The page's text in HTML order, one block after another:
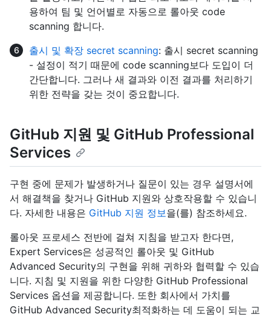
용하여 팀 및 언어별로 자동으로 롤아웃 code
scanning 합니다.
출시 및 확장 secret scanning: 출시 secret scanning
- 설정이 적기 때문에 code scanning보다 도입이 더
간단합니다. 그러나 새 결과와 이전 결과를 처리하기
위한 전략을 갖는 것이 중요합니다.
GitHub 지원 및 GitHub Professional
Services
구현 중에 문제가 발생하거나 질문이 있는 경우 설명서에
서 해결책을 찾거나 GitHub 지원와 상호작용할 수 있습니
다. 자세한 내용은 GitHub 지원 정보을(를) 참조하세요.
롤아웃 프로세스 전반에 걸쳐 지침을 받고자 한다면,
Expert Services은 성공적인 롤아웃 및 GitHub
Advanced Security의 구현을 위해 귀하와 협력할 수 있습
니다. 지침 및 지원을 위한 다양한 GitHub Professional
Services 옵션을 제공합니다. 또한 회사에서 가치를
GitHub Advanced Security최적화하는 데 도움이 되는 교